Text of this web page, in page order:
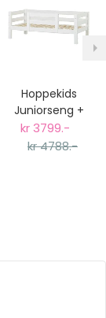
Hoppekids
Juniorseng +
Sengehest, ECO
Luxury,
kr 3799.-
kr 4788.-